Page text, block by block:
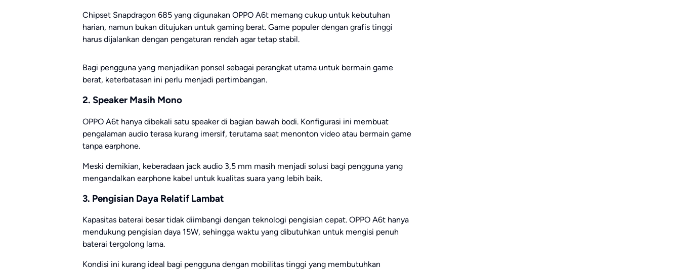
Chipset Snapdragon 685 yang digunakan OPPO A6t memang cukup untuk kebutuhan
harian, namun bukan ditujukan untuk gaming berat. Game populer dengan grafis tinggi
harus dijalankan dengan pengaturan rendah agar tetap stabil.
Bagi pengguna yang menjadikan ponsel sebagai perangkat utama untuk bermain game
berat, keterbatasan ini perlu menjadi pertimbangan.
2. Speaker Masih Mono
OPPO A6t hanya dibekali satu speaker di bagian bawah bodi. Konfigurasi ini membuat
pengalaman audio terasa kurang imersif, terutama saat menonton video atau bermain game
tanpa earphone.
Meski demikian, keberadaan jack audio 3,5 mm masih menjadi solusi bagi pengguna yang
mengandalkan earphone kabel untuk kualitas suara yang lebih baik.
3. Pengisian Daya Relatif Lambat
Kapasitas baterai besar tidak diimbangi dengan teknologi pengisian cepat. OPPO A6t hanya
mendukung pengisian daya 15W, sehingga waktu yang dibutuhkan untuk mengisi penuh
baterai tergolong lama.
Kondisi ini kurang ideal bagi pengguna dengan mobilitas tinggi yang membutuhkan